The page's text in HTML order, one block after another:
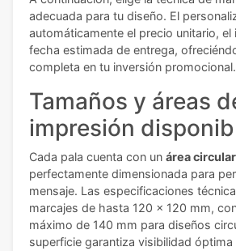
adecuada para tu diseño. El
automáticamente el precio unitario,
fecha estimada de entrega,
completa en tu inversión promocional.
Tamaños y áreas
impresión
Cada pala cuenta con un área
perfectamente dimensionada para
mensaje. Las especificaciones
marcajes de hasta 120 x 120 mm,
máximo de 140 mm para diseños
superficie garantiza visibilidad